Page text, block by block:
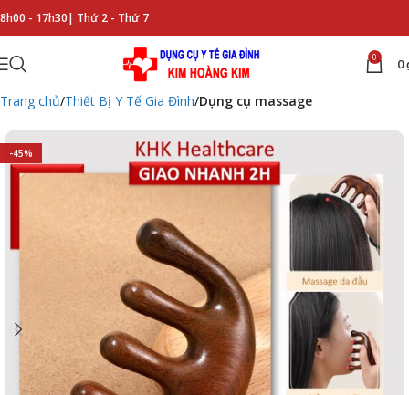
8h00 - 17h30| Thứ 2 - Thứ 7
0 0
Trang chủ Thiết Bị Y Tế Gia Đình Dụng cụ massage
-45%